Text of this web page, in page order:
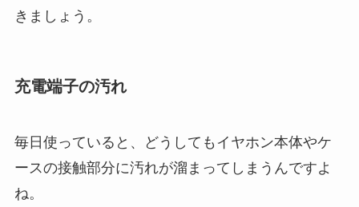
きましょう。
充電端子の汚れ
毎日使っていると、どうしてもイヤホン本体やケ
ースの接触部分に汚れが溜まってしまうんですよ
ね。